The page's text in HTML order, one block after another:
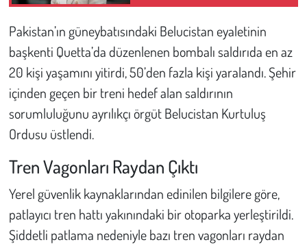
Pakistan’ın güneybatısındaki Belucistan eyaletinin
başkenti Quetta’da düzenlenen bombalı saldırıda en az
20 kişi yaşamını yitirdi, 50’den fazla kişi yaralandı. Şehir
içinden geçen bir treni hedef alan saldırının
sorumluluğunu ayrılıkçı örgüt Belucistan Kurtuluş
Ordusu üstlendi.
Tren Vagonları Raydan Çıktı
Yerel güvenlik kaynaklarından edinilen bilgilere göre,
patlayıcı tren hattı yakınındaki bir otoparka yerleştirildi.
Şiddetli patlama nedeniyle bazı tren vagonları raydan
Hayvan Hakları
Çevre
Galeri
Günün İçinden
Vefat İlanları
Tarih
Hukuk